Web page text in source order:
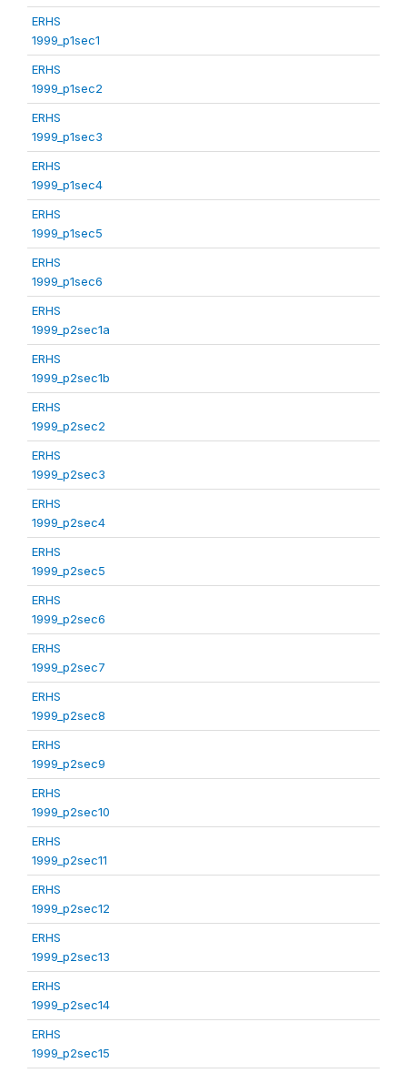
ERHS
1999_p1sec1
ERHS
1999_p1sec2
ERHS
1999_p1sec3
ERHS
1999_p1sec4
ERHS
1999_p1sec5
ERHS
1999_p1sec6
ERHS
1999_p2sec1a
ERHS
1999_p2sec1b
ERHS
1999_p2sec2
ERHS
1999_p2sec3
ERHS
1999_p2sec4
ERHS
1999_p2sec5
ERHS
1999_p2sec6
ERHS
1999_p2sec7
ERHS
1999_p2sec8
ERHS
1999_p2sec9
ERHS
1999_p2sec10
ERHS
1999_p2sec11
ERHS
1999_p2sec12
ERHS
1999_p2sec13
ERHS
1999_p2sec14
ERHS
1999_p2sec15